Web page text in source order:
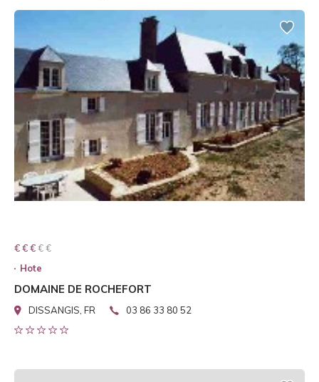
€ € € € €
€ € €
Hote
DOMAINE DE ROCHEFORT
DISSANGIS, FR 03 86 33 80 52